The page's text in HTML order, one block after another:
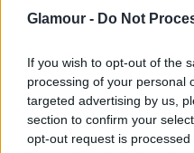
Glamour - Do Not
If you wish to opt-out of the
processing of your personal
targeted advertising by us,
section to confirm your
opt-out request is